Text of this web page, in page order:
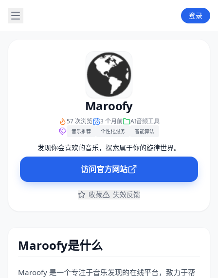
登录
Maroofy
57 次浏览 3 个月前 AI音频工具
音乐推荐 个性化服务 智能算法
发现你会喜欢的音乐，探索属于你的旋律世界。
访问官方网站
收藏 失效反馈
Maroofy是什么
Maroofy 是一个专注于音乐发现的在线平台，致力于帮